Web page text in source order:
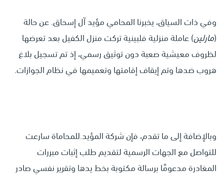
وفي ذات السياق، يخبرنا المحامي مؤيد آل إسحاق. عن حالة
(مارلين) عاملة منزلية فلبينية تركت منزل الكفيل بعد تعرضها
لظروف معيشية صعبة دون توثيق رسمي، إذ تم تسجيل بلاغ
هروب ضدها وتم إيقاف إقامتها وتعميمها في نظام الجوازات.
وبالإضافة إلى ما تقدم، فإن شركة المؤيد.للمحاماة سارعت
للتواصل مع الجهات الرسمية لتقديم طلب إثبات مبررات
المغادرة مدعومًا برسالة مكتوبة بخط يدها وتقرير نفسي صادر